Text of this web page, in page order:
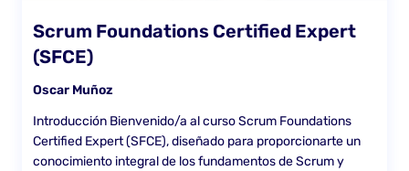
Scrum Foundations Certified Expert
(SFCE)
Oscar Muñoz
Introducción Bienvenido/a al curso Scrum Foundations
Certified Expert (SFCE), diseñado para proporcionarte un
conocimiento integral de los fundamentos de Scrum y